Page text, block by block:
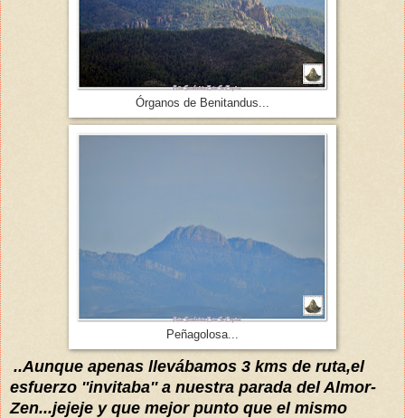
Órganos de Benitandus...
Peñagolosa...
..Aunque apenas llevábamos 3 kms de ruta,el
esfuerzo ''invitaba'' a nuestra parada del Almor-
Zen...jejeje y que mejor punto que el mismo